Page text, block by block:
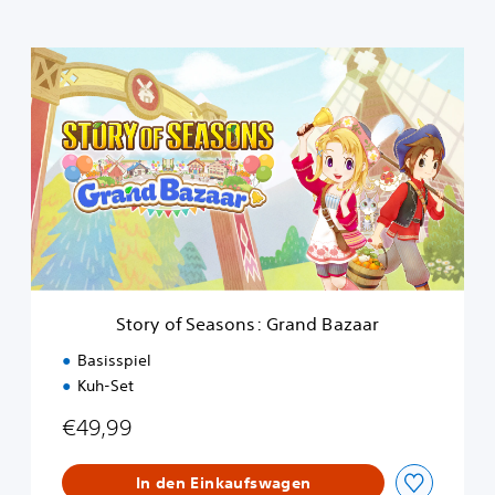
S
t
o
S
e
a
s
o
Story of Seasons: Grand Bazaar
Basisspiel
Kuh-Set
€49,99
In den Einkaufswagen